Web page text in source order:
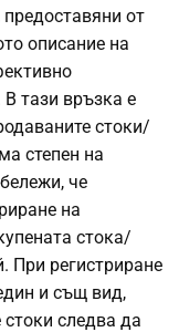
от
описание на
тази връзка е
стоки/
степен на
че
на
стока/
При регистриране
и същ вид,
стоки следва да